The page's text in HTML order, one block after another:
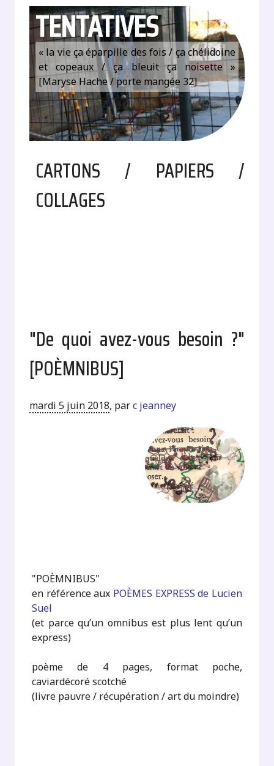
TENTATIVES
« la vie ça éparpille des fois / ça chélidoine
et copeaux / ça bleuit ça noisette »
[Maryse Hache / porte mangée 32]
CARTONS / PAPIERS /
COLLAGES
"De quoi avez-vous besoin ?"
[POÈMNIBUS]
mardi 5 juin 2018, parc jeanney
"POÈMNIBUS"
en référence aux POÈMES EXPRESS de Lucien
Suel
(et parce qu’un omnibus est plus lent qu’un
express)
poème de 4 pages, format poche,
caviardécoré scotché
(livre pauvre / récupération / art du moindre)